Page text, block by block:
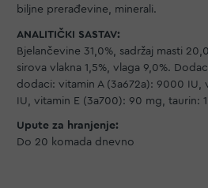
biljne prerađevine, minerali.
ANALITIČKI SASTAV:
Bjelančevine 31,0%, sadržaj masti
sirova vlakna 1,5%, vlaga 9,0%.
dodaci: vitamin A (3a672a): 9000 IU,
IU, vitamin E (3a700): 90 mg, taurin:
Upute za hranjenje:
Do 20 komada dnevno